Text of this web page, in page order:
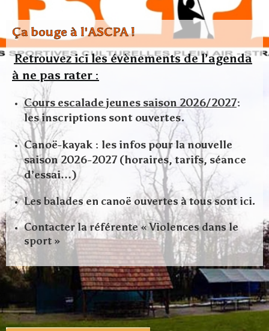
Ça bouge à l'ASCPA !
Retrouvez ici les évènements de l’agenda
à ne pas rater :
Cours escalade jeunes saison 2026/2027:
les inscriptions sont ouvertes.
Canoë-kayak : les infos pour la nouvelle
saison 2026-2027 (horaires, tarifs, séance
d’essai…)
Les balades en canoë ouvertes à tous sont ici.
Contacter la référente « Violences dans le
sport »